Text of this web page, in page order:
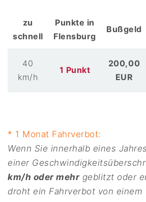
zu
schnell
Punkte in
Flensburg
Bußgeld
40
km/h
1 Punkt
200,00
EUR
* 1 Monat Fahrverbot:
Wenn Sie innerhalb eines
einer
km/h oder mehrgeblitzt oder
droht ein Fahrverbot von einem